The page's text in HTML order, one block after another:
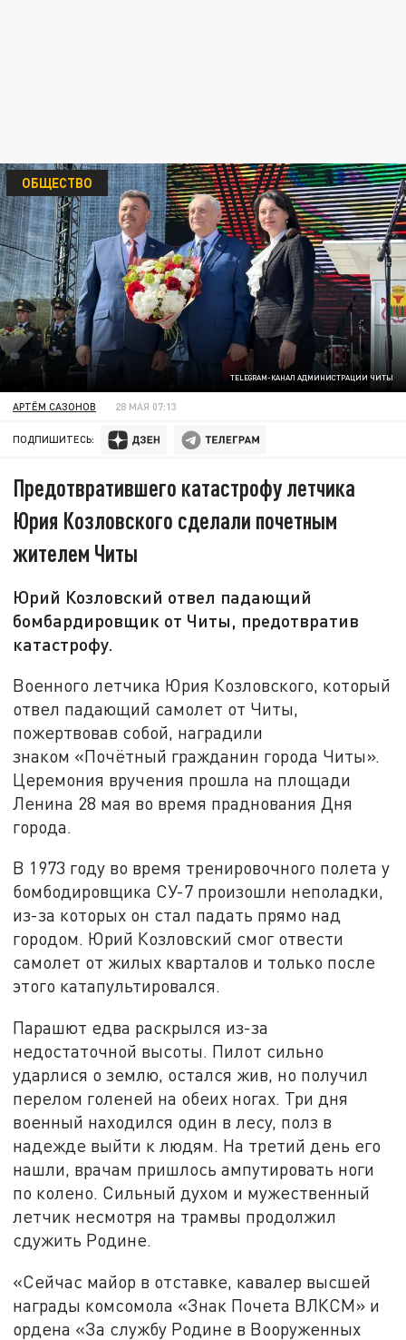
TELEGRAM-КАНАЛ АДМИНИСТРАЦИИ ЧИТЫ
ОБЩЕСТВО
АРТЁМ САЗОНОВ 28 МАЯ 07:13
ПОДПИШИТЕСЬ:
Предотвратившего катастрофу летчика
Юрия Козловского сделали почетным
жителем Читы
Юрий Козловский отвел падающий
бомбардировщик от Читы, предотвратив
катастрофу.
Военного летчика Юрия Козловского, который
отвел падающий самолет от Читы,
пожертвовав собой, наградили
знаком «Почётный гражданин города Читы».
Церемония вручения прошла на площади
Ленина 28 мая во время праднования Дня
города.
В 1973 году во время тренировочного полета у
бомбодировщика СУ-7 произошли неполадки,
из-за которых он стал падать прямо над
городом. Юрий Козловский смог отвести
самолет от жилых кварталов и только после
этого катапультировался.
Парашют едва раскрылся из-за
недостаточной высоты. Пилот сильно
ударлися о землю, остался жив, но получил
перелом голеней на обеих ногах. Три дня
военный находился один в лесу, полз в
надежде выйти к людям. На третий день его
нашли, врачам пришлось ампутировать ноги
по колено. Сильный духом и мужественный
летчик несмотря на трамвы продолжил
сдужить Родине.
«Сейчас майор в отставке, кавалер высшей
награды комсомола «Знак Почета ВЛКСМ» и
ордена «За службу Родине в Вооруженных